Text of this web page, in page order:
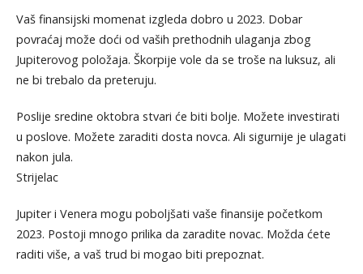
Vaš finansijski momenat izgleda dobro u 2023. Dobar
povraćaj može doći od vaših prethodnih ulaganja zbog
Jupiterovog položaja. Škorpije vole da se troše na luksuz, ali
ne bi trebalo da preteruju.
Poslije sredine oktobra stvari će biti bolje. Možete investirati
u poslove. Možete zaraditi dosta novca. Ali sigurnije je ulagati
nakon jula.
Strijelac
Jupiter i Venera mogu poboljšati vaše finansije početkom
2023. Postoji mnogo prilika da zaradite novac. Možda ćete
raditi više, a vaš trud bi mogao biti prepoznat.